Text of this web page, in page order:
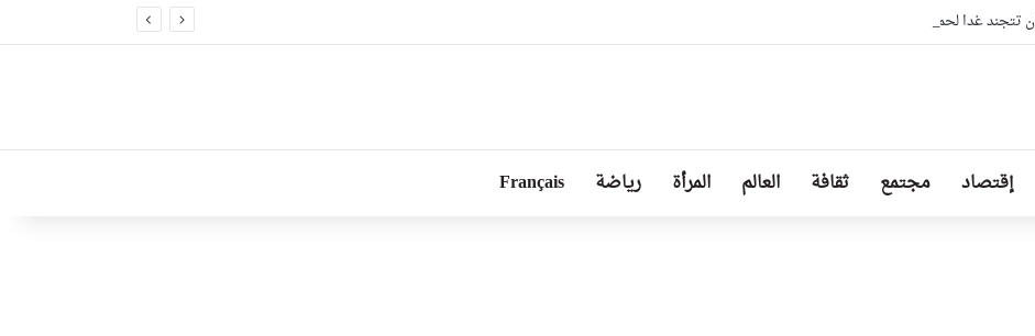
تتجند غدا لحملة تطوعية كبرى لتنظيف مختلف المندوبيات
إقتصاد مجتمع ثقافة العالم المرأة رياضة Français